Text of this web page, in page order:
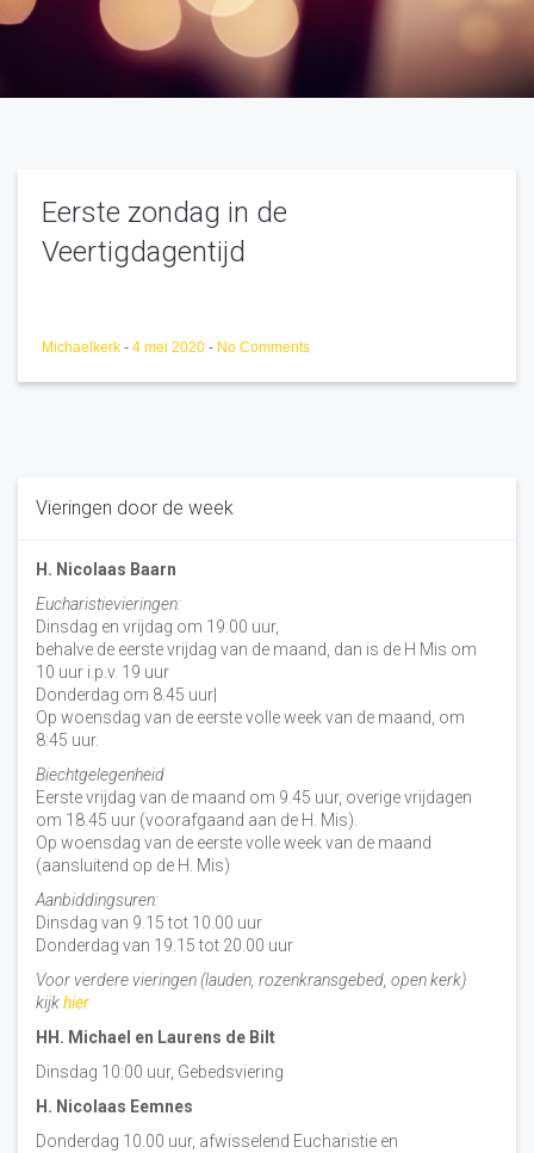
Eerste zondag in de
Veertigdagentijd
Michaelkerk - 4 mei 2020 - No Comments
Vieringen door de week
H. Nicolaas Baarn
Eucharistievieringen:
Dinsdag en vrijdag om 19.00 uur,
behalve de eerste vrijdag van de maand, dan is de H Mis om
10 uur i.p.v. 19 uur
Donderdag om 8.45 uur|
Op woensdag van de eerste volle week van de maand, om
8:45 uur.
Biechtgelegenheid
Eerste vrijdag van de maand om 9.45 uur, overige vrijdagen
om 18.45 uur (voorafgaand aan de H. Mis).
Op woensdag van de eerste volle week van de maand
(aansluitend op de H. Mis)
Aanbiddingsuren:
Dinsdag van 9.15 tot 10.00 uur
Donderdag van 19.15 tot 20.00 uur
Voor verdere vieringen (lauden, rozenkransgebed, open kerk)
kijkhier
HH. Michael en Laurens de Bilt
Dinsdag 10:00 uur, Gebedsviering
H. Nicolaas Eemnes
Donderdag 10.00 uur, afwisselend Eucharistie en